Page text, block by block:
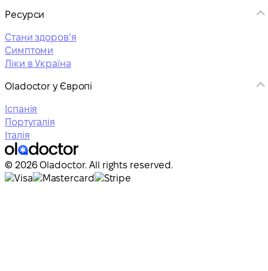
Ресурси
Стани здоровʼя
Симптоми
Ліки в Україна
Oladoctor у Європі
Іспанія
Португалія
Італія
© 2026 Oladoctor. All rights reserved.